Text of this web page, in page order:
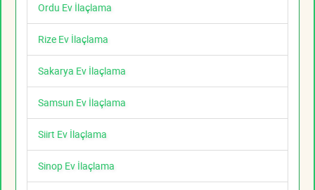
Ordu Ev İlaçlama
Rize Ev İlaçlama
Sakarya Ev İlaçlama
Samsun Ev İlaçlama
Siirt Ev İlaçlama
Sinop Ev İlaçlama